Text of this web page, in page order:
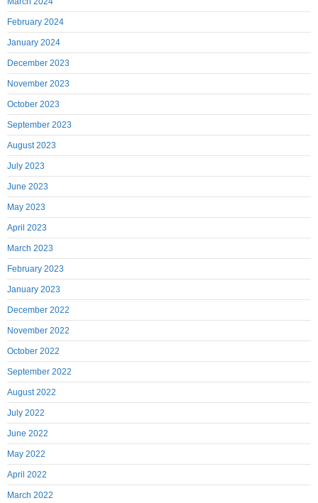
February 2024
January 2024
December 2023
November 2023
October 2023
September 2023
August 2023
July 2023
June 2023
May 2023
April 2023
March 2023
February 2023
January 2023
December 2022
November 2022
October 2022
September 2022
August 2022
July 2022
June 2022
May 2022
April 2022
March 2022